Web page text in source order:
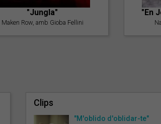
"Jungla"
Maken Row, amb Gioba Fellini
"En
Clips
"M'oblido d'oblidar-te"